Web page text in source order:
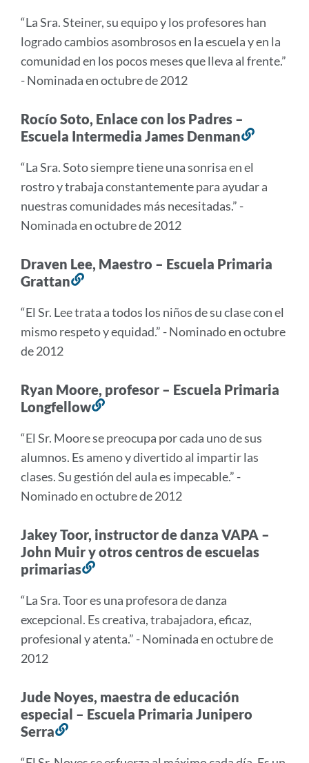
esta
sección
“La Sra. Steiner, su equipo y los profesores han
logrado cambios asombrosos en la escuela y en la
comunidad en los pocos meses que lleva al frente.”
- Nominada en octubre de 2012
Rocío Soto, Enlace con los Padres –
Escuela Intermedia James Denman
sección
“La Sra. Soto siempre tiene una sonrisa en el
rostro y trabaja constantemente para ayudar a
nuestras comunidades más necesitadas.” -
Nominada en octubre de 2012
Draven Lee, Maestro – Escuela Primaria
Grattan
esta
sección
“El Sr. Lee trata a todos los niños de su clase con el
mismo respeto y equidad.” - Nominado en octubre
de 2012
Ryan Moore, profesor – Escuela Primaria
Longfellow
esta
sección
“El Sr. Moore se preocupa por cada uno de sus
alumnos. Es ameno y divertido al impartir las
clases. Su gestión del aula es impecable.” -
Nominado en octubre de 2012
Jakey Toor, instructor de danza VAPA –
John Muir y otros centros de escuelas
primarias
esta
sección
“La Sra. Toor es una profesora de danza
excepcional. Es creativa, trabajadora, eficaz,
profesional y atenta.” - Nominada en octubre de
2012
Jude Noyes, maestra de educación
especial – Escuela Primaria Junipero
Serra